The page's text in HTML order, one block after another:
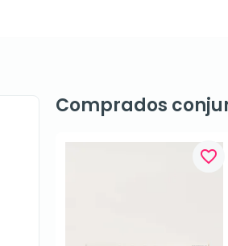
Comprados
favorite_border